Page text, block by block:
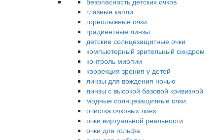
глазные капли
горнолыжные очки
градиентные линзы
детские солнцезащитные очки
компьютерный зрительный синдром
контроль миопии
коррекция зрения у детей
линзы для вождения ночью
линзы с высокой базовой кривизной
модные солнцезащитные очки
очистка очковых линз
очки виртуальной реальности
очки для гольфа